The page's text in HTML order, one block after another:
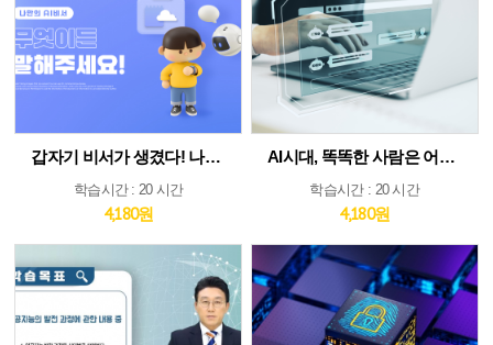
갑자기 비서가 생겼다! 나만의 AI인턴 활용법
학습시간 : 20 시간
4,180원
AI시대, 똑똑한 사람은 어떻게 생각하고 질문하는가
학습시간 : 20 시간
4,180원